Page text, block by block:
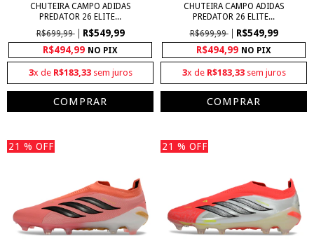
CHUTEIRA CAMPO ADIDAS
PREDATOR 26 ELITE...
R$699,99
R$549,99
R$494,99 NO PIX
3x de R$183,33sem juros
COMPRAR
CHUTEIRA CAMPO ADIDAS
PREDATOR 26 ELITE...
R$699,99
R$549,99
R$494,99 NO PIX
3x de R$183,33sem juros
COMPRAR
21 % OFF 21 % OFF